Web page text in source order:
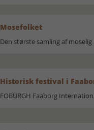
Mosefolket
Den største samling af
Historisk festival i
FOBURGH Faaborg